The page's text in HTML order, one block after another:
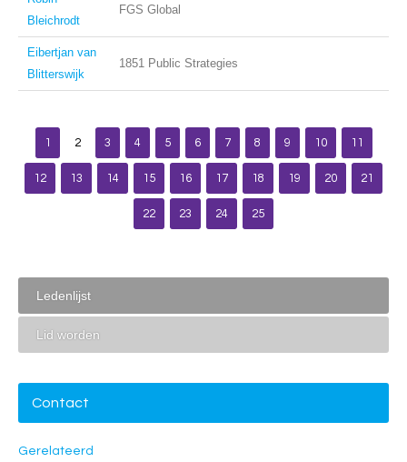
Bleichrodt
FGS Global
Eibertjan van
Blitterswijk
1851 Public Strategies
1 2 3 4 5 6 7 8 9 10 11
12 13 14 15 16 17 18 19 20 21
22 23 24 25
Ledenlijst
Lid worden
Contact
Gerelateerd